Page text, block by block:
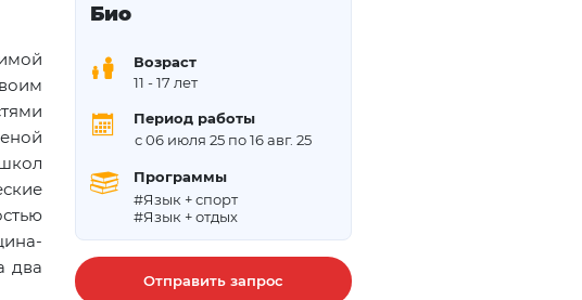
два
Био
Возраст
11 - 17 лет
Период работы
с 06 июля 25 по 16 авг. 25
Программы
#Язык + спорт
#Язык + отдых
Отправить запрос